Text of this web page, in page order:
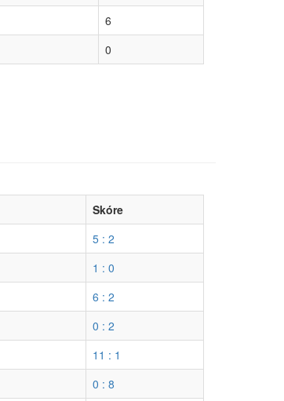
6
0
Skóre
5 : 2
1 : 0
6 : 2
0 : 2
11 : 1
0 : 8